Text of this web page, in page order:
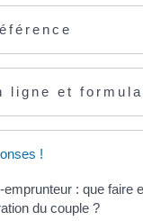
ligne et
!
emprunteur : que faire
du couple ?